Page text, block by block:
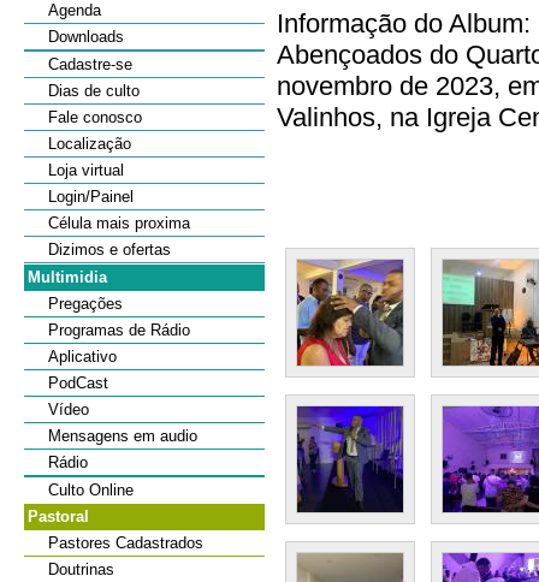
Agenda
Downloads
Cadastre-se
Dias de culto
Fale conosco
Localização
Loja virtual
Login/Painel
Célula mais proxima
Dizimos e ofertas
Multimidia
Pregações
Programas de Rádio
Aplicativo
PodCast
Vídeo
Mensagens em audio
Rádio
Culto Online
Pastoral
Pastores Cadastrados
Doutrinas
Informação do Album:
Abençoados do
novembro de 2023,
Valinhos, na Igreja